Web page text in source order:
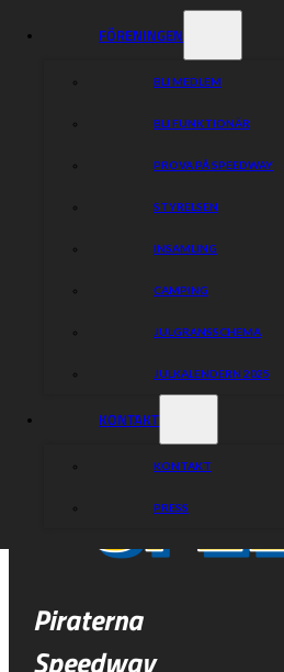
FÖRENINGEN
BLI MEDLEM
BLI FUNKTIONÄR
PROVA PÅ SPEEDWAY
STYRELSEN
INSAMLING
CAMPING
JULGRANSSCHEMA
JULKALENDERN 2025
KONTAKT
KONTAKT
PRESS
Piraterna
Speedway